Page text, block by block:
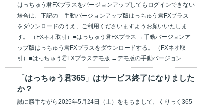
はっちゅう君FXプラスをバージョンアップしてもログインできない
場合は、下記の「手動バージョンアップ版はっちゅう君FXプラス」
をダウンロードのうえ、ご利用くださいますようお願いいたしま
す。 （FXネオ取引）■はっちゅう君FXプラス →手動バージョンア
ップ版はっちゅう君FXプラスをダウンロードする。 （FXネオ取
引）■はっちゅう君FXプラスデモ版 →デモ版の手動バージョン...
「はっちゅう君365」はサービス終了になりました
か？
誠に勝手ながら2025年5月24日（土）をもちまして、くりっく365